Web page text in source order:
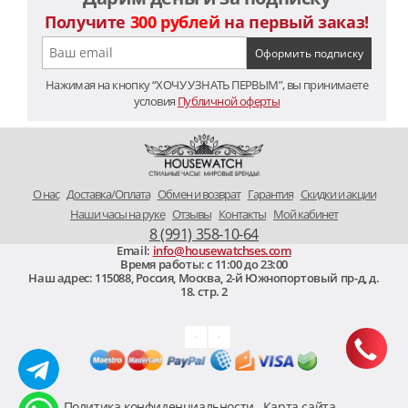
Получите 300 рублей на первый заказ!
Нажимая на кнопку “ХОЧУ УЗНАТЬ ПЕРВЫМ”, вы принимаете
условия Публичной оферты
O нас Доставка/Оплата Обмен и возврат Гарантия Скидки и акции
Наши часы на руке Отзывы Контакты Мой кабинет
8 (991) 358-10-64
Email: info@housewatchses.com
Время работы: c 11:00 до 23:00
Наш адрес: 115088, Россия, Москва 2-й Южнопортовый пр-д, д.
18. стр. 2